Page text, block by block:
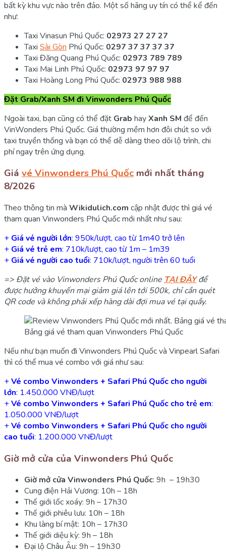
bất kỳ khu vực nào trên đảo. Một số hãng uy tín có thể kể đến
như:
Taxi Vinasun Phú Quốc: 02973 27 27 27
Taxi Sài Gòn Phú Quốc: 0297 37 37 37 37
Taxi Đăng Quang Phú Quốc: 02973 789 789
Taxi Mai Linh Phú Quốc: 02973 97 97 97
Taxi Hoàng Long Phú Quốc: 02973 988 988
Đặt Grab/Xanh SM đi Vinwonders Phú Quốc
Ngoài taxi, bạn cũng có thể đặt Grab hayXanh SM để đến
VinWonders Phú Quốc. Giá thường mềm hơn đôi chút so với
taxi truyền thống và bạn có thể dễ dàng theo dõi lộ trình, chi
phí ngay trên ứng dụng.
Giá vé Vinwonders Phú Quốc mới nhất tháng
8/2026
Theo thông tin mà Wikidulich.com cập nhật được thì giá vé
tham quan Vinwonders Phú Quốc mới nhất như sau:
+ Giá vé người lớn: 950k/lượt, cao từ 1m40 trở lên
+ Giá vé trẻ em: 710k/lượt, cao từ 1m – 1m39
+ Giá vé người cao tuổi: 710k/lượt, người trên 60 tuổi
=> Đặt vé vào Vinwonders Phú Quốc online TẠI ĐÂYđể
được hưởng khuyến mại giảm giá lên tới 500k, chỉ cần quét
QR code và không phải xếp hàng dài đợi mua vé tại quầy.
Bảng giá vé tham quan Vinwonders Phú Quốc
Nếu như bạn muốn đi Vinwonders Phú Quốc và Vinpearl Safari
thì có thể mua vé combo với giá như sau:
+Vé combo Vinwonders + Safari Phú Quốc cho người
lớn: 1.450.000 VNĐ/lượt
+Vé combo Vinwonders + Safari Phú Quốc cho trẻ em:
1.050.000 VNĐ/lượt
+Vé combo Vinwonders + Safari Phú Quốc cho người
cao tuổi: 1.200.000 VNĐ/lượt
Giờ mở cửa của Vinwonders Phú Quốc
Giờ mở cửa Vinwonders Phú Quốc: 9h – 19h30
Cung điện Hải Vương: 10h – 18h
Thế giới lốc xoáy: 9h – 17h30
Thế giới phiêu lưu: 10h – 18h
Khu làng bí mật: 10h – 17h30
Thế giới diệu kỳ: 9h – 18h
Đại lộ Châu Âu: 9h – 19h30